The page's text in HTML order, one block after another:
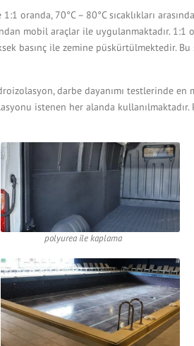
oranda, 70°C – 80°C sıcaklıkları
mobil araçlar ile uygulanmaktadır. 1:1
basınç ile zemine püskürtülmektedir.
darbe dayanımı testlerinde en
istenen her alanda
polyurea ile kaplama